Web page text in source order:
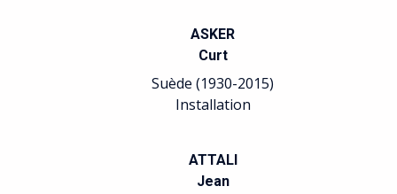
ASKER
Curt
Suède (1930-2015)
Installation
ATTALI
Jean